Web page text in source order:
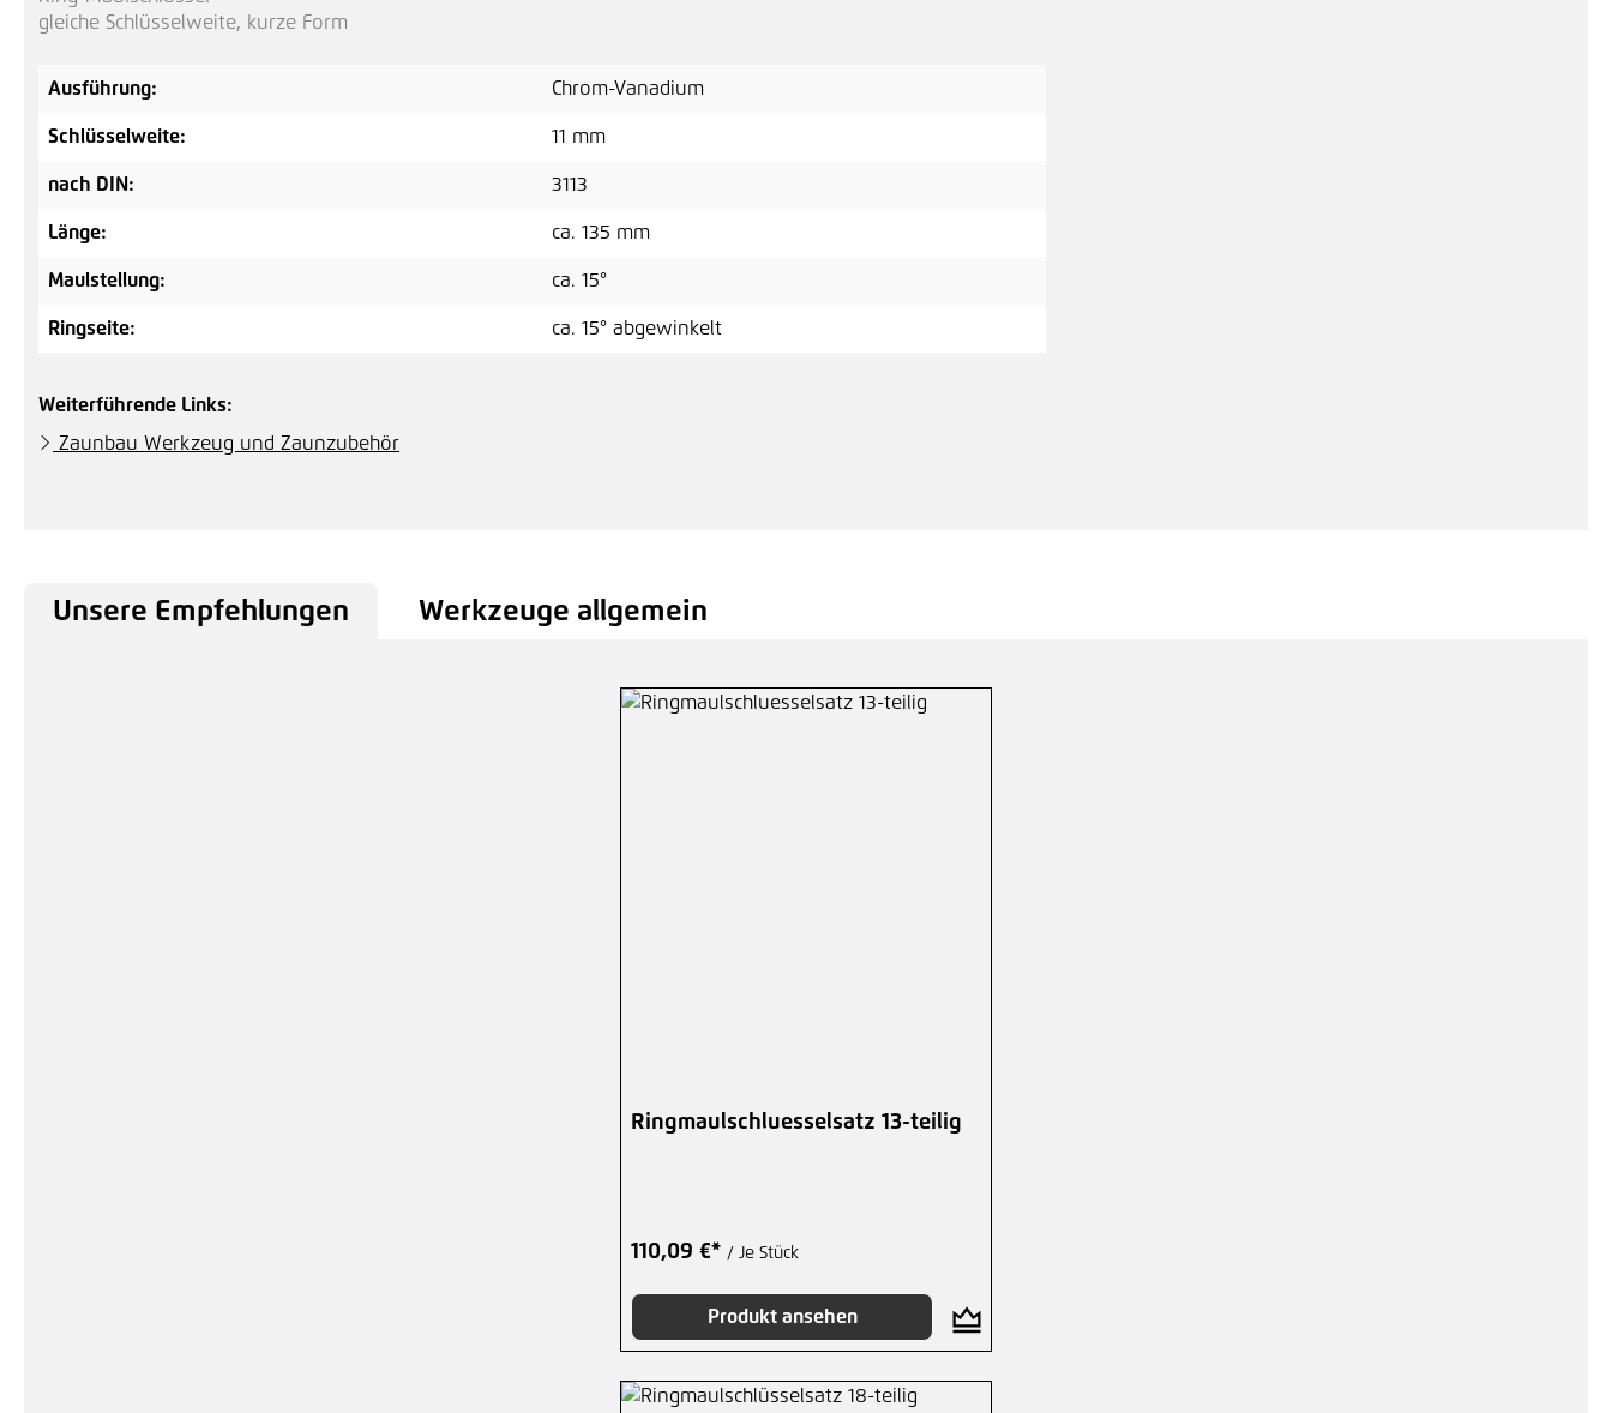
gleiche Schlüsselweite, kurze Form
Ausführung: Chrom-Vanadium
Schlüsselweite: 11 mm
nach DIN: 3113
Länge: ca. 135 mm
Maulstellung: ca. 15°
Ringseite: ca. 15° abgewinkelt
Weiterführende Links:
Zaunbau Werkzeug und Zaunzubehör
Unsere Empfehlungen Werkzeuge allgemein
Ringmaulschluesselsatz 13-teilig
110,09 €* / Je Stück
Produkt ansehen